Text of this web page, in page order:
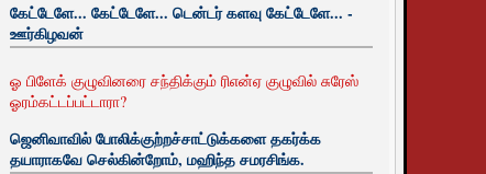
கேட்டேளே... கேட்டேளே... டென்டர் களவு கேட்டேளே... -
ஊர்கிழவன்
ஓ பிளேக் குழுவினரை சந்திக்கும் ரிஎன்ஏ குழுவில் சுரேஸ்
ஓரம்கட்டப்பட்டாரா?
ஜெனிவாவில் போலிக்குற்றச்சாட்டுக்களை தகர்க்க
தயாராகவே செல்கின்றோம், மஹிந்த சமரசிங்க.